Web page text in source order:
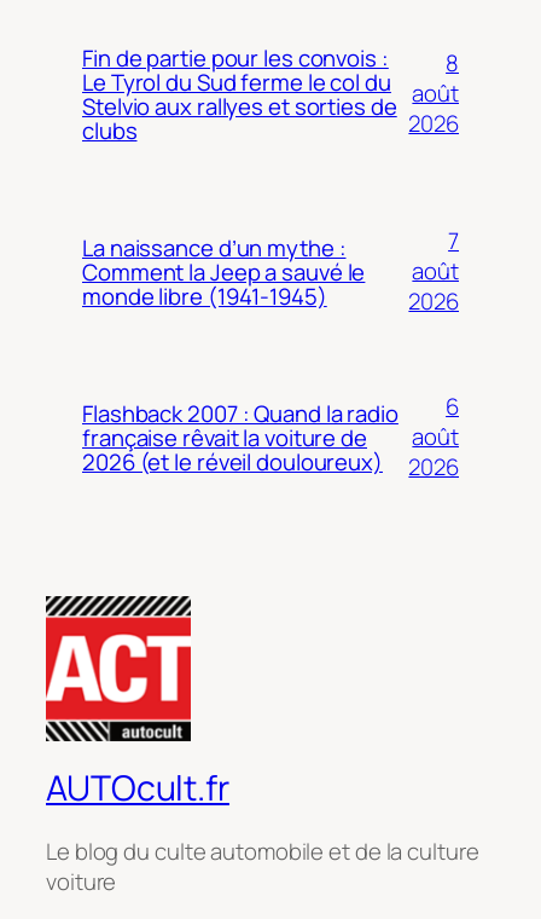
Fin de partie pour les convois :
Le Tyrol du Sud ferme le col du
Stelvio aux rallyes et sorties de
clubs
8
août
2026
La naissance d’un mythe :
Comment la Jeep a sauvé le
monde libre (1941-1945)
7
août
2026
Flashback 2007 : Quand la radio
française rêvait la voiture de
2026 (et le réveil douloureux)
6
août
2026
AUTOcult.fr
Le blog du culte automobile et de la culture
voiture